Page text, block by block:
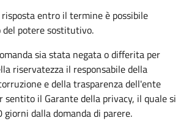
entro il termine è possibile
del potere sostitutivo.
sia stata negata o differita per
riservatezza il responsabile della
e della trasparenza dell'ente
sentito il Garante della privacy, il quale si
dalla domanda di parere.